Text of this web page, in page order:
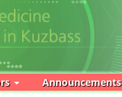
Announcements